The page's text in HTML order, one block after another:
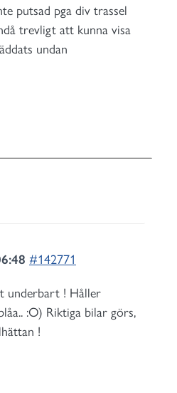
putsad pga div trassel
trevligt att kunna visa
undan
#142771
underbart ! Håller
:O) Riktiga bilar görs,
!